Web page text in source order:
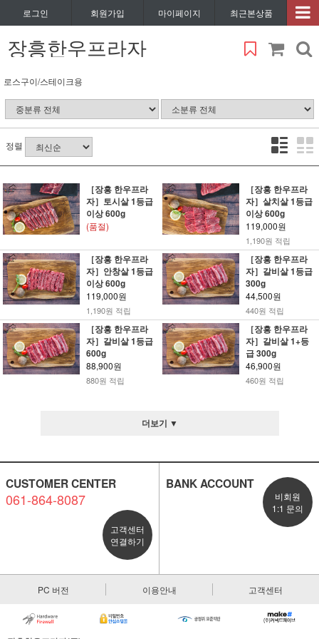
로그인 회원가입 마이페이지 최근본상품
장흥한우프라자
로스구이/스테이크용
정렬
［장흥 한우프라
자］토시살 1등급
이상 600g
(품절)
［장흥 한우프라
자］살치살 1등급
이상 600g
119,000원
1,190원 적립
［장흥 한우프라
자］안창살 1등급
이상 600g
119,000원
1,190원 적립
［장흥 한우프라
자］갈비살 1등급
300g
44,500원
440원 적립
［장흥 한우프라
자］갈비살 1등급
600g
88,900원
880원 적립
［장흥 한우프라
자］갈비살 1+등
급 300g
46,900원
460원 적립
더보기 ▼
CUSTOMER CENTER
061-864-8087
고객센터
연결하기
BANK ACCOUNT
비회원
1:1 문의
PC 버전 이용안내 고객센터